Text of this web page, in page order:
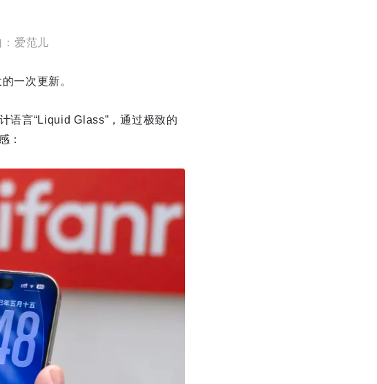
：爱范儿
一次更新。
语言“Liquid Glass”，通过极致的
：